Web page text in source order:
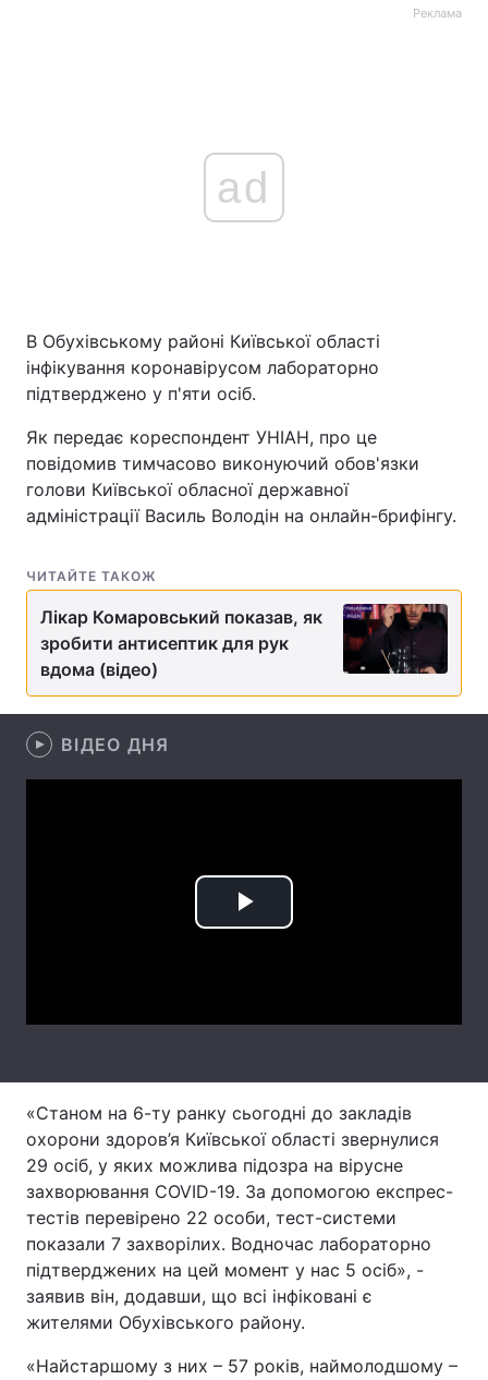
Головна Війна
Україна
Економіка Світ
Спорт Наука
Техно і зв'язок Лайт
Зброя
Здоров'я Туризм
Цікавинки
Думки
Вакансії
Послуги
Реклама
ad
В Обухівському районі Київської області
інфікування коронавірусом лабораторно
підтверджено у п'яти осіб.
Як передає кореспондент УНІАН, про це
повідомив тимчасово виконуючий обов'язки
голови Київської обласної державної
адміністрації Василь Володін на онлайн-брифінгу.
ЧИТАЙТЕ ТАКОЖ
Лікар Комаровський показав, як
зробити антисептик для рук
вдома (відео)
ВІДЕО ДНЯ
Play
«Станом на 6-ту ранку сьогодні до закладів
охорони здоров’я Київської області звернулися
29 осіб, у яких можлива підозра на вірусне
захворювання COVID-19. За допомогою експрес-
тестів перевірено 22 особи, тест-системи
показали 7 захворілих. Водночас лабораторно
підтверджених на цей момент у нас 5 осіб», -
заявив він, додавши, що всі інфіковані є
жителями Обухівського району.
«Найстаршому з них – 57 років, наймолодшому –